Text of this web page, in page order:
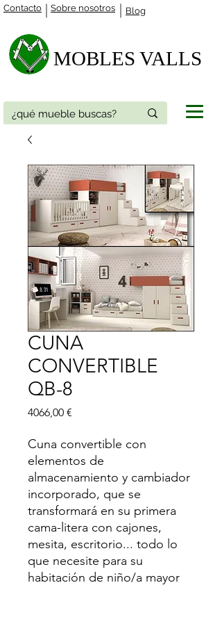
Contacto Blog
Sobre nosotros
MOBLES VALLS​
CUNA
CONVERTIBLE
QB-8
4066,00 €
Cuna convertible con
elementos de
almacenamiento y cambiador
incorporado, que se
transformará en su primera
cama-litera con cajones,
mesita, escritorio... todo lo
que necesite para su
habitación de niño/a mayor